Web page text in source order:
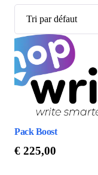
Pack Boost
€ 225,00